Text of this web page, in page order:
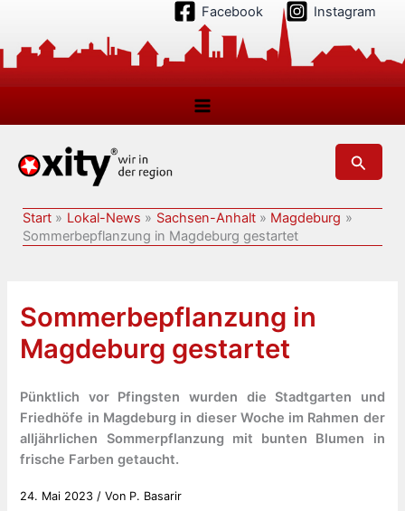
springen
Facebook Instagram
Suchen
Start Lokal-News Sachsen-Anhalt
Magdeburg
Sommerbepflanzung in Magdeburg gestartet
Sommerbepflanzung in
Magdeburg gestartet
Pünktlich vor Pfingsten wurden die Stadtgarten und
Friedhöfe in Magdeburg in dieser Woche im Rahmen der
alljährlichen Sommerpflanzung mit bunten Blumen in
frische Farben getaucht.
24. Mai 2023 / Von P. Basarir